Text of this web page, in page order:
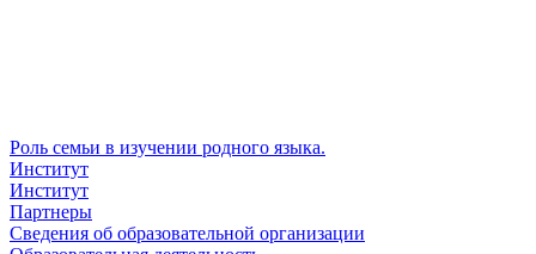
Роль семьи в изучении родного языка.
Институт
Институт
Партнеры
Сведения об образовательной организации